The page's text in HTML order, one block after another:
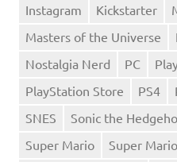
Instagram
Kickstarter
Masters of the Universe
Nostalgia Nerd
PC
PlayStation Store
PS4
SNES
Sonic the
Super Mario
Super